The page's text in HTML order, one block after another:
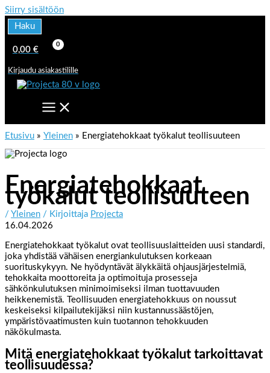
Siirry sisältöön
Haku
0,00 €
Kirjaudu asiakastilille
Etusivu Yleinen Energiatehokkaat työkalut teollisuuteen
Energiatehokkaat
työkalut teollisuuteen
/ Yleinen / Kirjoittaja Projecta
16.04.2026
Energiatehokkaat työkalut ovat teollisuuslaitteiden uusi standardi,
joka yhdistää vähäisen energiankulutuksen korkeaan
suorituskykyyn. Ne hyödyntävät älykkäitä ohjausjärjestelmiä,
tehokkaita moottoreita ja optimoituja prosesseja
sähkönkulutuksen minimoimiseksi ilman tuottavuuden
heikkenemistä. Teollisuuden energiatehokkuus on noussut
keskeiseksi kilpailutekijäksi niin kustannussäästöjen,
ympäristövaatimusten kuin tuotannon tehokkuuden
näkökulmasta.
Mitä energiatehokkaat työkalut tarkoittavat
teollisuudessa?